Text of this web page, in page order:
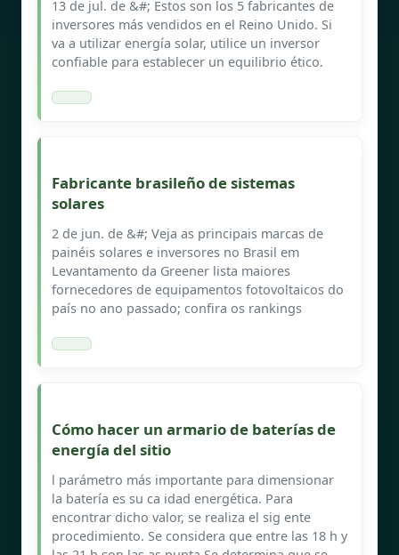
13 de jul. de &#; Estos son los 5 fabricantes de
inversores más vendidos en el Reino Unido. Si
va a utilizar energía solar, utilice un inversor
confiable para establecer un equilibrio ético.
Fabricante brasileño de sistemas
solares
2 de jun. de &#; Veja as principais marcas de
painéis solares e inversores no Brasil em
Levantamento da Greener lista maiores
fornecedores de equipamentos fotovoltaicos do
país no ano passado; confira os rankings
Cómo hacer un armario de baterías de
energía del sitio
l parámetro más importante para dimensionar
la batería es su ca idad energética. Para
encontrar dicho valor, se realiza el sig ente
procedimiento. Se considera que entre las 18 h y